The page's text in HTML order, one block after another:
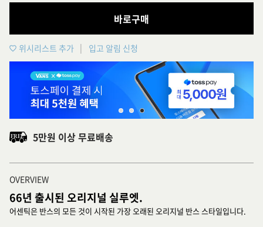
바로구매
위시리스트 추가 입고 알림 신청
5만원 이상 무료배송
OVERVIEW
66년 출시된 오리지널 실루엣.
어센틱은 반스의 모든 것이 시작된 가장 오래된 오리지널 반스 스타일입니다.